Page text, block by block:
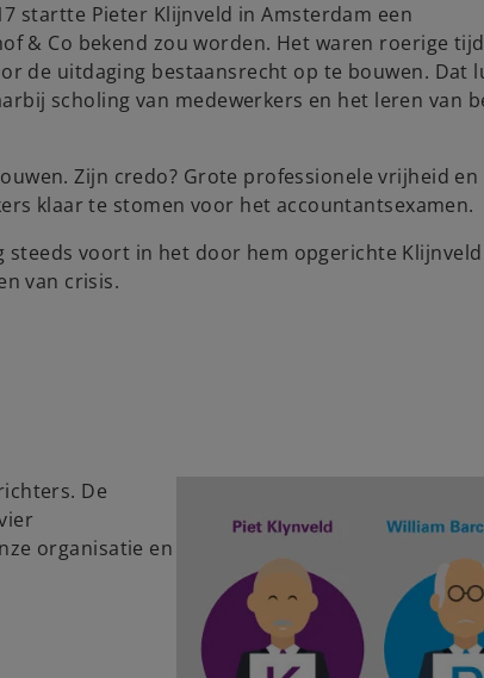
startte Pieter Klijnveld in Amsterdam een
& Co bekend zou worden. Het waren roerige
de uitdaging bestaansrecht op te bouwen. Dat
scholing van medewerkers en het leren van
Zijn credo? Grote professionele vrijheid en
klaar te stomen voor het accountantsexamen.
voort in het door hem opgerichte Klijnveld
van crisis.
De
organisatie en